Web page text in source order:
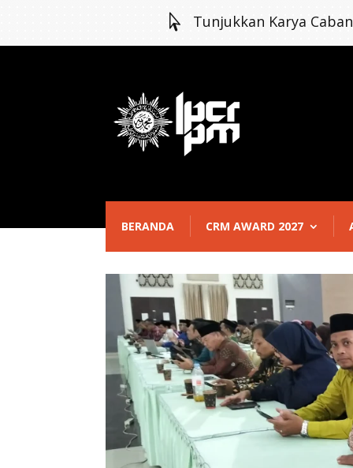
 Tunjukkan Karya
BERANDA CRM AWARD 2027